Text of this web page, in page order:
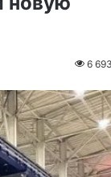
6 693